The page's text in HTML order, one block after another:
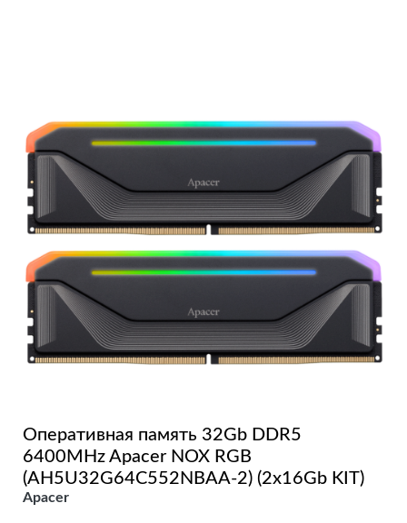
Оперативная память 32Gb DDR5
6400MHz Apacer NOX RGB
(AH5U32G64C552NBAA-2) (2x16Gb KIT)
Apacer